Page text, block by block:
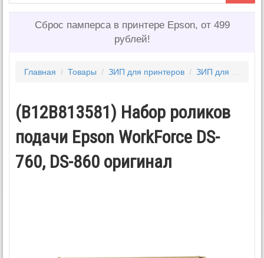
Сброс памперса в принтере Epson, от 499
рублей!
Главная / Товары / ЗИП для принтеров / ЗИП для EPSON
(B12B813581) Набор роликов
подачи Epson WorkForce DS-
760, DS-860 оригинал